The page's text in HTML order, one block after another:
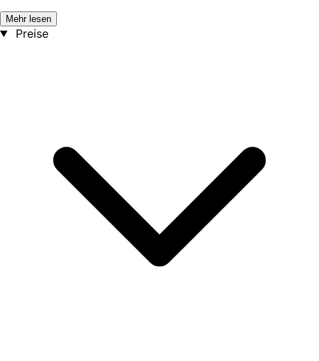
Mehr lesen
Preise